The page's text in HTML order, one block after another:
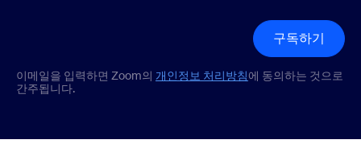
구독하기
이메일을 입력하면 Zoom의 개인정보 처리방침에 동의하는 것으로
간주됩니다.